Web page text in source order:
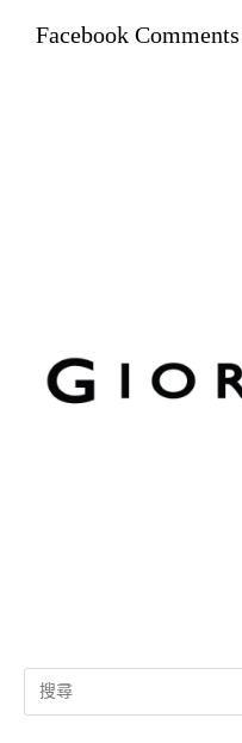
Facebook